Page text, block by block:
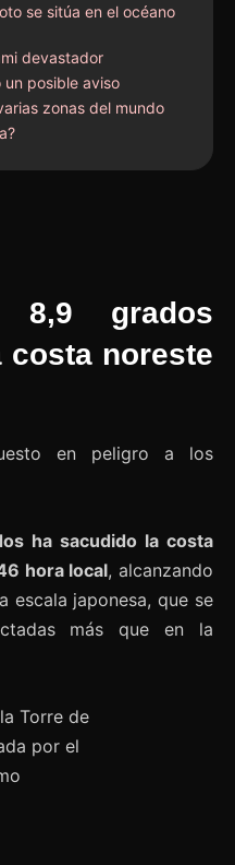
se sitúa en el océano
devastador
un posible aviso
zonas del mundo
8,9 grados
costa noreste
en peligro a los
ha sacudido la costa
hora local, alcanzando
escala japonesa, que se
más que en la